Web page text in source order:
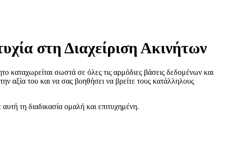
στη Διαχείριση Ακινήτων
καταχωρείται σωστά σε όλες τις αρμόδιες βάσεις δεδομένων και
αξία του και να σας βοηθήσει να βρείτε τους κατάλληλους
τη διαδικασία ομαλή και επιτυχημένη.